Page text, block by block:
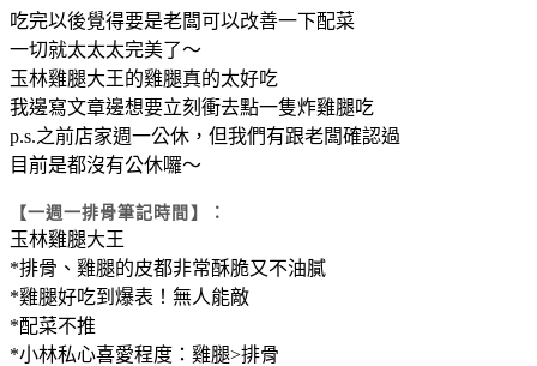
吃完以後覺得要是老闆可以改善一下配菜
一切就太太太完美了～
玉林雞腿大王的雞腿真的太好吃
我邊寫文章邊想要立刻衝去點一隻炸雞腿吃
p.s.之前店家週一公休，但我們有跟老闆確認過
目前是都沒有公休囉～
【一週一排骨筆記時間】：
玉林雞腿大王
*排骨、雞腿的皮都非常酥脆又不油膩
*雞腿好吃到爆表！無人能敵
*配菜不推
*小林私心喜愛程度：雞腿>排骨